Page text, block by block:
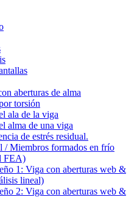
aberturas de alma
torsión
ala de la viga
alma de una viga
de estrés residual.
/ Miembros formados en frío
FEA)
1: Viga con aberturas web &
lineal)
2: Viga con aberturas web &